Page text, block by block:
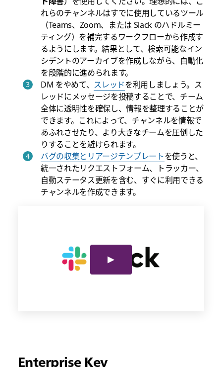
れらのチャンネルはすでに使用しているツール
（Teams、Zoom、または Slack のハドルミー
ティング）を補完するワークフローから作成す
るようにします。結果として、検索可能なイン
シデントのアーカイブを作成しながら、自動化
を段階的に進められます。
DM をやめて、 スレッドを利用しましょう。ス
レッドにメッセージを投稿することで、チーム
全体に透明性を確保し、情報を整理することが
できます。これによって、チャンネルを情報で
あふれさせたり、より大きなチームを圧倒した
りすることを避けられます。
バグの収集とリアージテンプレートを使うと、
統一されたリクエストフォーム、トラッカー、
自動ステータス更新を含む、すぐに利用できる
チャンネルを作成できます。
Enterprise Key